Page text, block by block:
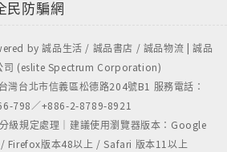
民防騙網
by 誠品生活 / 誠品書店 / 誠品物流 | 誠品
司 (eslite Spectrum Corporation)
灣台北市信義區松德路204號B1 服務電話：
798／+886-2-8789-8921
級規定處理｜建議使用瀏覽器版本：Google
Firefox版本48以上 / Safari 版本11以上